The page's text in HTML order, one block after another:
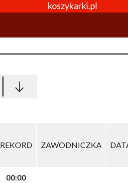
koszykarki.pl
REKORD ZAWODNICZKA
00:00
REKORD ZAWODNICZKA
00:00